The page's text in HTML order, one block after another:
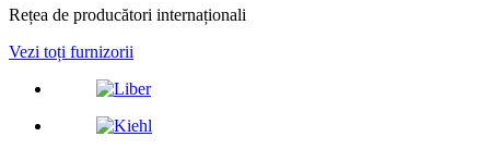
Rețea de producători internaționali
Vezi toți furnizorii